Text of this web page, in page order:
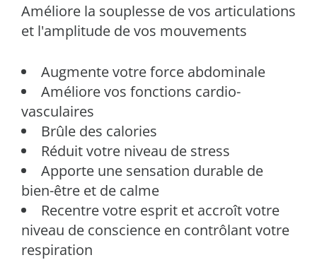
Améliore la souplesse de vos articulations
et l'amplitude de vos mouvements
Augmente votre force abdominale
Améliore vos fonctions cardio-
vasculaires
Brûle des calories
Réduit votre niveau de stress
Apporte une sensation durable de
bien-être et de calme
Recentre votre esprit et accroît votre
niveau de conscience en contrôlant votre
respiration